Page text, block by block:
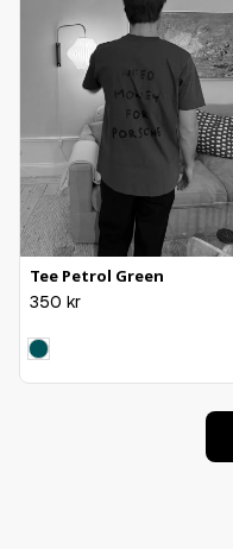
Tee Petrol Green
350 kr